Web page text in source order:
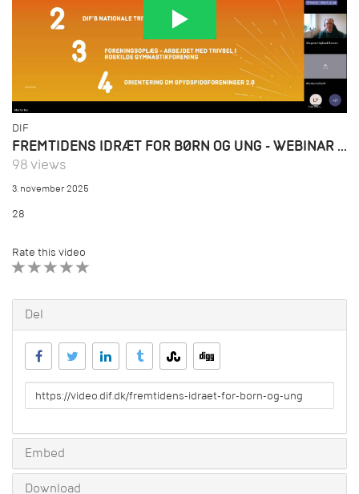
DIF
FREMTIDENS IDRÆT FOR BØRN OG UNG - WEBINAR _28102025
98 views
3. november 2025
28
Rate this video
Del
URL
to
Embed
Download